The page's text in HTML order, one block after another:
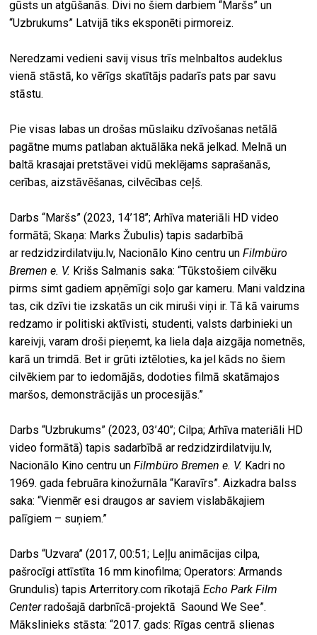
gūsts un atgūšanās. Divi no šiem darbiem “Maršs” un
“Uzbrukums” Latvijā tiks eksponēti pirmoreiz.
Neredzami vedieni savij visus trīs melnbaltos audeklus
vienā stāstā, ko vērīgs skatītājs padarīs pats par savu
stāstu.
Pie visas labas un drošas mūslaiku dzīvošanas netālā
pagātne mums patlaban aktuālāka nekā jelkad. Melnā un
baltā krasajai pretstāvei vidū meklējams saprašanās,
cerības, aizstāvēšanas, cilvēcības ceļš.
Darbs “Maršs” (2023, 14’18’’; Arhīva materiāli HD video
formātā; Skaņa: Marks Žubulis) tapis sadarbībā
ar redzidzirdilatviju.lv, Nacionālo Kino centru unFilmbüro
Bremen e. V. Krišs Salmanis saka: “Tūkstošiem cilvēku
pirms simt gadiem apņēmīgi soļo gar kameru. Mani valdzina
tas, cik dzīvi tie izskatās un cik miruši viņi ir. Tā kā vairums
redzamo ir politiski aktīvisti, studenti, valsts darbinieki un
kareivji, varam droši pieņemt, ka liela daļa aizgāja nometnēs,
karā un trimdā. Bet ir grūti iztēloties, ka jel kāds no šiem
cilvēkiem par to iedomājās, dodoties filmā skatāmajos
maršos, demonstrācijās un procesijās.”
Darbs “Uzbrukums” (2023, 03’40’’; Cilpa; Arhīva materiāli HD
video formātā) tapis sadarbībā ar redzidzirdilatviju.lv,
Nacionālo Kino centru unFilmbüro Bremen e. V. Kadri no
1969. gada februāra kinožurnāla “Karavīrs”. Aizkadra balss
saka: “Vienmēr esi draugos ar saviem vislabākajiem
palīgiem – suņiem.”
Darbs “Uzvara” (2017, 00:51; Leļļu animācijas cilpa,
pašrocīgi attīstīta 16 mm kinofilma; Operators: Armands
Grundulis) tapis Arterritory.com rīkotajāEcho Park Film
Centerradošajā darbnīcā-projektā Saound We See”.
Mākslinieks stāsta: “2017. gads: Rīgas centrā slienas